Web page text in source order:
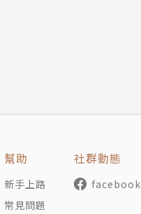
幫助
新手上路
常見問題
社群動態
facebook